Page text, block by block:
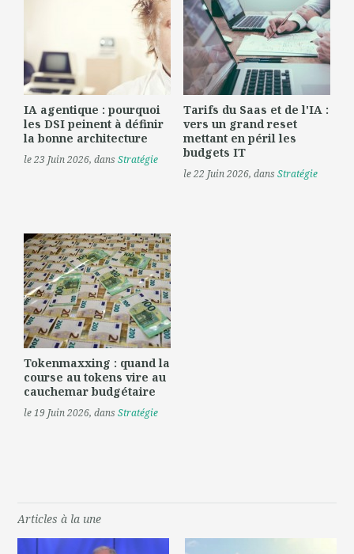
IA agentique : pourquoi
les DSI peinent à définir
la bonne architecture
le 23 Juin 2026, dansStratégie
Tarifs du Saas et de l'IA :
vers un grand reset
mettant en péril les
budgets IT
le 22 Juin 2026, dansStratégie
Tokenmaxxing : quand la
course au tokens vire au
cauchemar budgétaire
le 19 Juin 2026, dansStratégie
Articles à la une